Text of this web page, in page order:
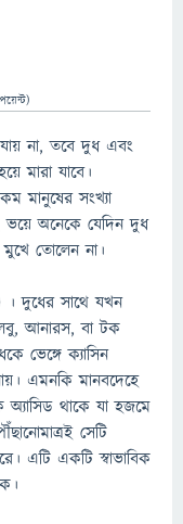
পয়েন্ট)
না, তবে দুধ এবং
মারা যাবে।
মানুষের সংখ্যা
ভয়ে অনেকে যেদিন দুধ
তোলেন না।
। দুধের সাথে যখন
আনারস, বা টক
ভেঙ্গে ক্যাসিন
এমনকি মানবদেহে
অ্যাসিড থাকে যা হজমে
সেটি
এটি একটি স্বাভাবিক